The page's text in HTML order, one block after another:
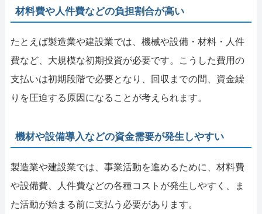
材料費や人件費などの負担割合が高い
たとえば製造業や建設業では、機械や設備・材料・人件
費など、大規模な初期投資が必要です。こうした費用の
支払いは初期段階で必要となり、回収までの間、資金繰
りを圧迫する原因になることが考えられます。
機材や設備導入などの資金需要が発生しやすい
製造業や建設業では、事業活動を進めるために、材料費
や設備費、人件費などの各種コストが発生しやすく、ま
た活動が始まる前に支払う必要があります。